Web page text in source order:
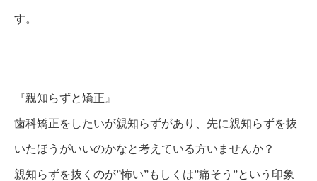
す。
『親知らずと矯正』
歯科矯正をしたいが親知らずがあり、先に親知らずを抜
いたほうがいいのかなと考えている方いませんか？
親知らずを抜くのが”怖い”もしくは”痛そう”という印象